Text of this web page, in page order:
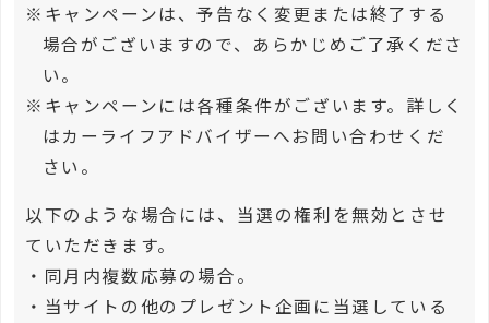
※キャンペーンは、予告なく変更または終了する
場合がございますので、あらかじめご了承くださ
い。
※キャンペーンには各種条件がございます。詳しく
はカーライフアドバイザーへお問い合わせくだ
さい。
以下のような場合には、当選の権利を無効とさせ
ていただきます。
・同月内複数応募の場合。
・当サイトの他のプレゼント企画に当選している